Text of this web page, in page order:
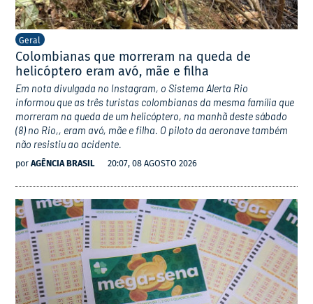
Geral
Colombianas que morreram na queda de
helicóptero eram avó, mãe e filha
Em nota divulgada no Instagram, o Sistema Alerta Rio
informou que as três turistas colombianas da mesma família que
morreram na queda de um helicóptero, na manhã deste sábado
(8) no Rio,, eram avó, mãe e filha. O piloto da aeronave também
não resistiu ao acidente.
por AGÊNCIA BRASIL 20:07, 08 AGOSTO 2026